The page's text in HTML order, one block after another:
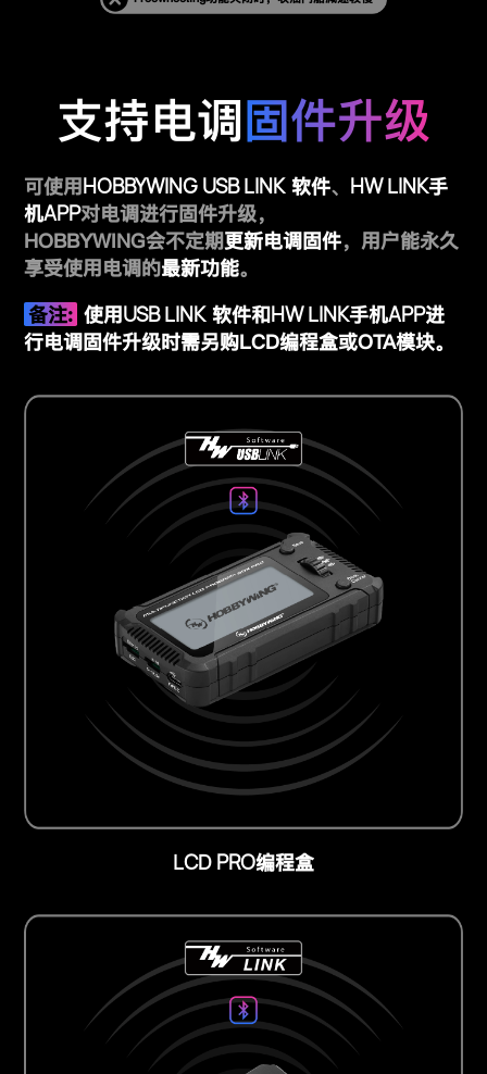
支持电调 固件升级
可使用HOBBYWING USB LINK 软件、 HW LINK手
机APP对电调进行固件升级，
HOBBYWING会不定期更新电调固件，用户能永久
享受使用电调的最新功能。
备注: 使用USB LINK 软件和HW LINK手机APP进
行电调固件升级时需另购LCD编程盒或OTA模块。
LCD PRO编程盒